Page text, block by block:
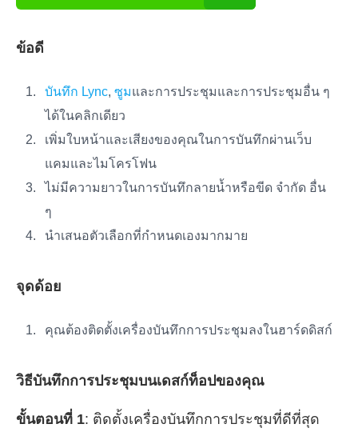
ข้อดี
บันทึก Lync, ซูมและการประชุมและการประชุมอื่น ๆ
ได้ในคลิกเดียว
เพิ่มใบหน้าและเสียงของคุณในการบันทึกผ่านเว็บ
แคมและไมโครโฟน
ไม่มีความยาวในการบันทึกลายน้ำหรือขีด จำกัด อื่น
ๆ
นำเสนอตัวเลือกที่กำหนดเองมากมาย
จุดด้อย
คุณต้องติดตั้งเครื่องบันทึกการประชุมลงในฮาร์ดดิสก์
วิธีบันทึกการประชุมบนเดสก์ท็อปของคุณ
ขั้นตอนที่ 1: ติดตั้งเครื่องบันทึกการประชุมที่ดีที่สุด